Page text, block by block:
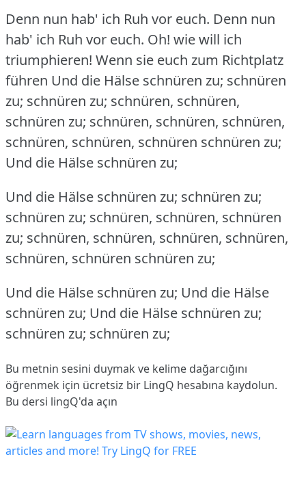
Denn nun hab' ich Ruh vor euch. Denn nun
hab' ich Ruh vor euch. Oh! wie will ich
triumphieren! Wenn sie euch zum Richtplatz
führen Und die Hälse schnüren zu; schnüren
zu; schnüren zu; schnüren, schnüren,
schnüren zu; schnüren, schnüren, schnüren,
schnüren, schnüren, schnüren schnüren zu;
Und die Hälse schnüren zu;
Und die Hälse schnüren zu; schnüren zu;
schnüren zu; schnüren, schnüren, schnüren
zu; schnüren, schnüren, schnüren, schnüren,
schnüren, schnüren schnüren zu;
Und die Hälse schnüren zu; Und die Hälse
schnüren zu; Und die Hälse schnüren zu;
schnüren zu; schnüren zu;
Bu metnin sesini duymak ve kelime dağarcığını
öğrenmek için ücretsiz bir LingQ hesabına kaydolun.
Bu dersi lingQ'da açın